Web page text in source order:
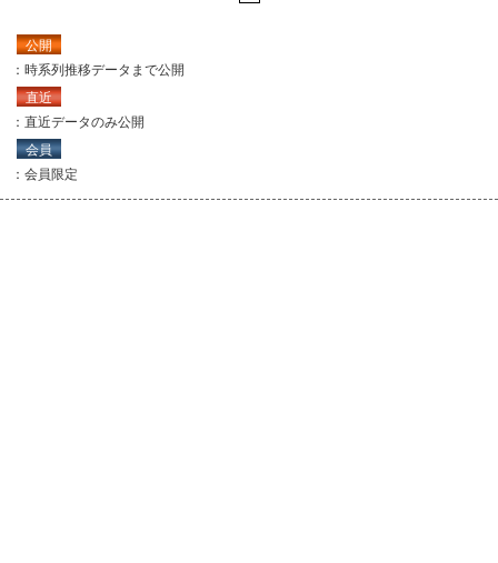
公開
：時系列推移データまで公開
直近
：直近データのみ公開
会員
：会員限定